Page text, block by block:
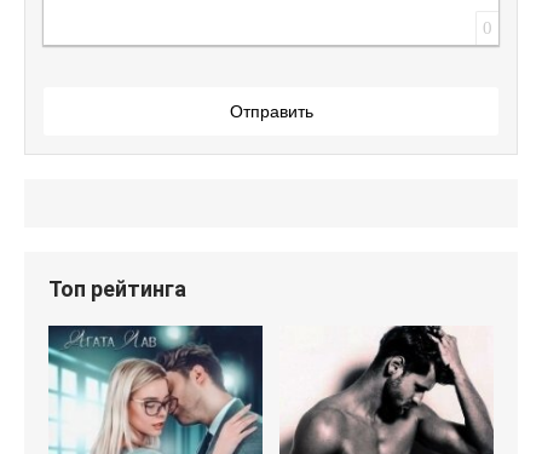
0
Отправить
Топ рейтинга